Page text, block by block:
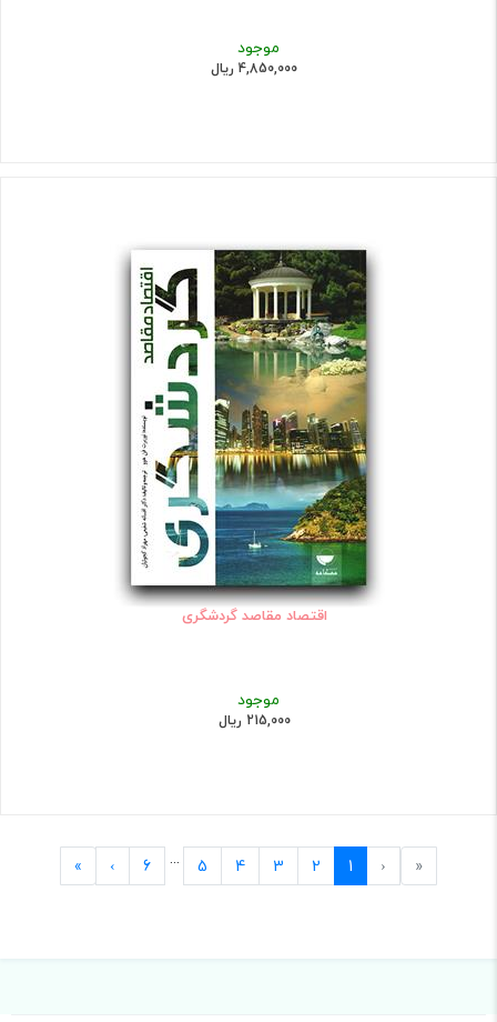
موجود
4,850,000 ریال
اقتصاد مقاصد گردشگری
موجود
215,000 ریال
«
First
‹
Previous
1
2
3
4
5
...
6
›
Next
»